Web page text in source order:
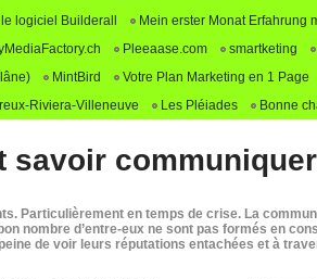
logiciel Builderall
Mein erster Monat Erfahrung
Pleeaase.com smartketing
MintBird Votre Plan Marketing en 1 Page
Riviera-Villeneuve Les Pléiades Bonne
savoir communiquer
Particulièrement en temps de crise. La
nombre d’entre-eux ne sont pas formés en
de voir leurs réputations entachées et à